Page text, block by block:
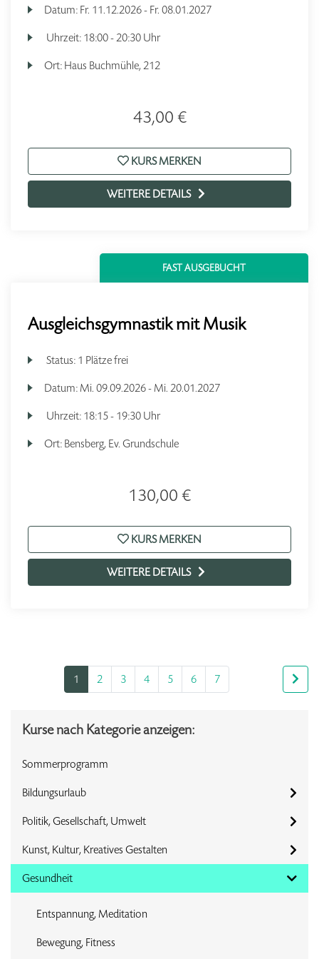
Datum: Fr. 11.12.2026 - Fr. 08.01.2027
Uhrzeit: 18:00 - 20:30 Uhr
Ort: Haus Buchmühle, 212
43,00 €
KURS MERKEN
WEITERE DETAILS
FAST AUSGEBUCHT
Ausgleichsgymnastik mit Musik
Status: 1 Plätze frei
Datum: Mi. 09.09.2026 - Mi. 20.01.2027
Uhrzeit: 18:15 - 19:30 Uhr
Ort: Bensberg, Ev. Grundschule
130,00 €
KURS MERKEN
WEITERE DETAILS
1 2 3 4 5 6 7
Kurse nach Kategorie anzeigen:
Sommerprogramm
Bildungsurlaub
Politik, Gesellschaft, Umwelt
Kunst, Kultur, Kreatives Gestalten
Gesundheit
Entspannung, Meditation
Bewegung, Fitness